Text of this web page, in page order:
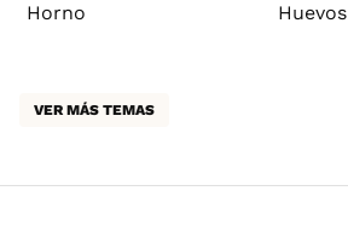
Horno Huevos
VER MÁS TEMAS